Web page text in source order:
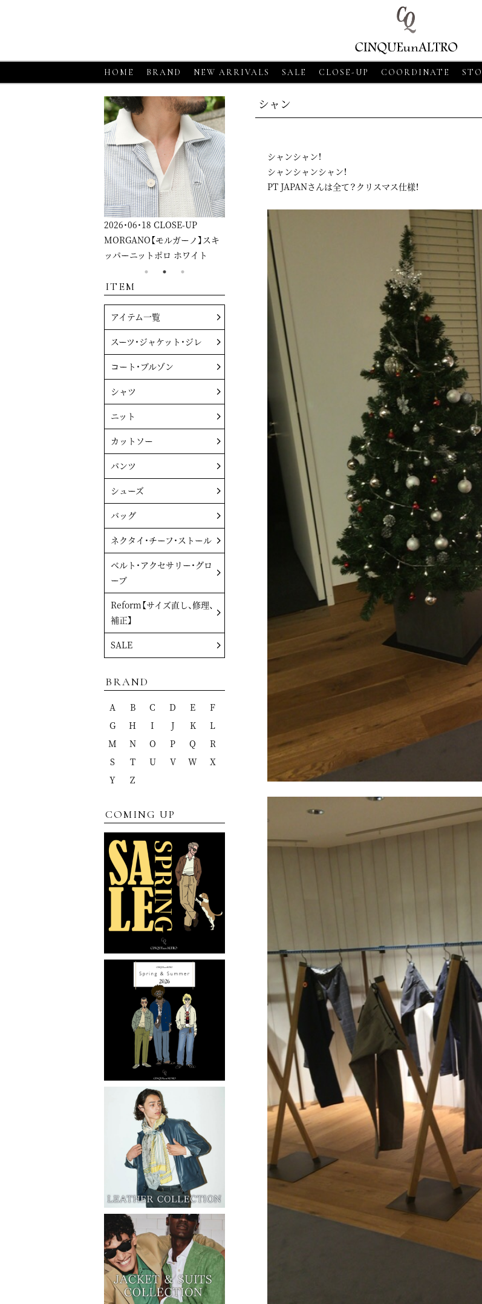
HOME BRAND NEW ARRIVALS SALE CLOSE-UP COORDINATE
シャン
シャンシャン！
シャンシャンシャン！
PT JAPANさんは全て？クリスマス仕様！
2026・06・18 CLOSE-UP
GRAN SASSO【グランサッソ】
ニットシャツ アプリコット
2026・06・18
GRAN SASSO【グランサッソ】
ニットシャツ ベージュ
CLOSE-UP
MORGANO【モルガーノ】スキ
ッパーニットポロ ホワイト
ニ
ITEM
アイテム一覧
スーツ・ジャケット・ジレ
コート・ブルゾン
シャツ
ニット
カットソー
パンツ
シューズ
バッグ
ネクタイ・チーフ・ストール
ベルト・アクセサリー・グロ
ーブ
Reform【サイズ直し、修理、
補正】
SALE
BRAND
A B C D E
F
G
H I J K
L
M
N O P Q
R
S
T U V W
X
Y
Z
COMING UP